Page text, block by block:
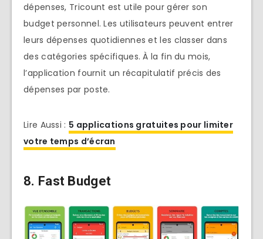
dépenses, Tricount est utile pour gérer son
budget personnel. Les utilisateurs peuvent entrer
leurs dépenses quotidiennes et les classer dans
des catégories spécifiques. À la fin du mois,
l’application fournit un récapitulatif précis des
dépenses par poste.
Lire Aussi : 5 applications gratuites pour limiter
votre temps d’écran
8. Fast Budget